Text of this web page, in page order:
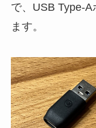
で、USB Type-A
ます。